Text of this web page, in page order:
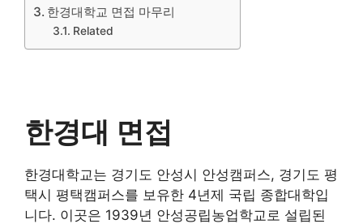
한경대학교 면접 마무리
Related
한경대 면접
한경대학교는 경기도 안성시 안성캠퍼스, 경기도 평
택시 평택캠퍼스를 보유한 4년제 국립 종합대학입
니다. 이곳은 1939년 안성공립농업학교로 설립된